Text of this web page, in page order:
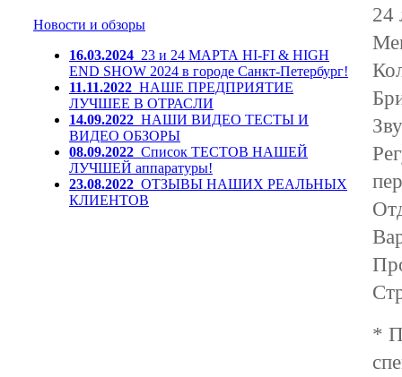
Новости и обзоры
16.03.2024 23 и 24 МАРТА HI-FI & HIGH
END SHOW 2024 в городе Санкт-Петербург!
11.11.2022 НАШЕ ПРЕДПРИЯТИЕ
ЛУЧШЕЕ В ОТРАСЛИ
14.09.2022 НАШИ ВИДЕО ТЕСТЫ И
ВИДЕО ОБЗОРЫ
08.09.2022 Список ТЕСТОВ НАШЕЙ
ЛУЧШЕЙ аппаратуры!
23.08.2022 ОТЗЫВЫ НАШИХ РЕАЛЬНЫХ
КЛИЕНТОВ
24
*